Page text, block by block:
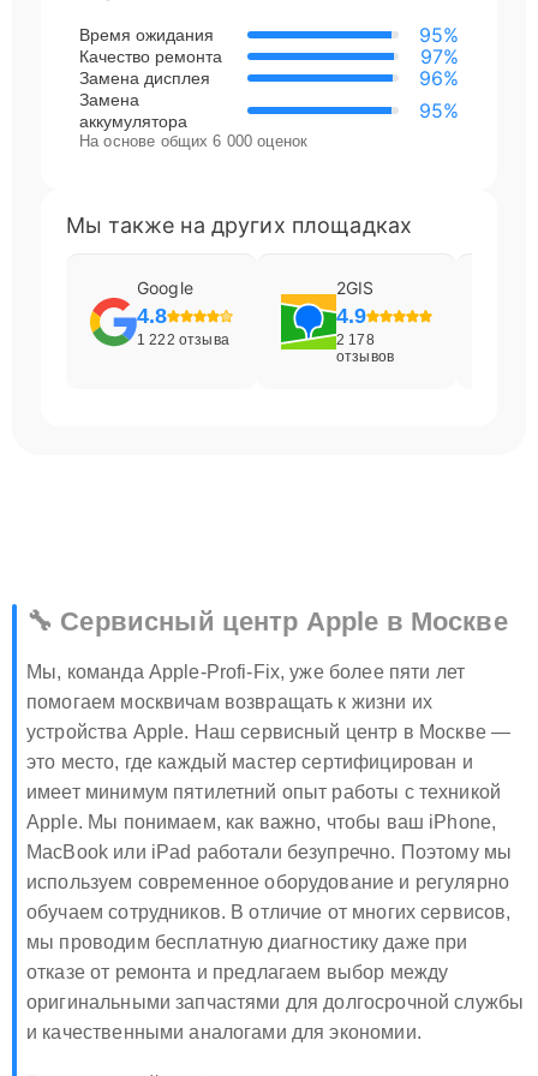
Время ожидания 95%
Качество ремонта 97%
Замена дисплея 96%
Замена
аккумулятора
95%
На основе общих 6 000 оценок
Мы также на других площадках
Google
4.8
1 222 отзыва
2GIS
4.9
2 178
отзывов
🔧 Сервисный центр Apple в Москве
Мы, команда Apple-Profi-Fix, уже более пяти лет
помогаем москвичам возвращать к жизни их
устройства Apple. Наш сервисный центр в Москве —
это место, где каждый мастер сертифицирован и
имеет минимум пятилетний опыт работы с техникой
Apple. Мы понимаем, как важно, чтобы ваш iPhone,
MacBook или iPad работали безупречно. Поэтому мы
используем современное оборудование и регулярно
обучаем сотрудников. В отличие от многих сервисов,
мы проводим бесплатную диагностику даже при
отказе от ремонта и предлагаем выбор между
оригинальными запчастями для долгосрочной службы
и качественными аналогами для экономии.